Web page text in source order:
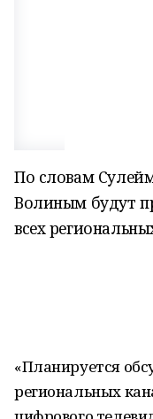
По словам
Волиным будут
всех
«Планируется
региональных